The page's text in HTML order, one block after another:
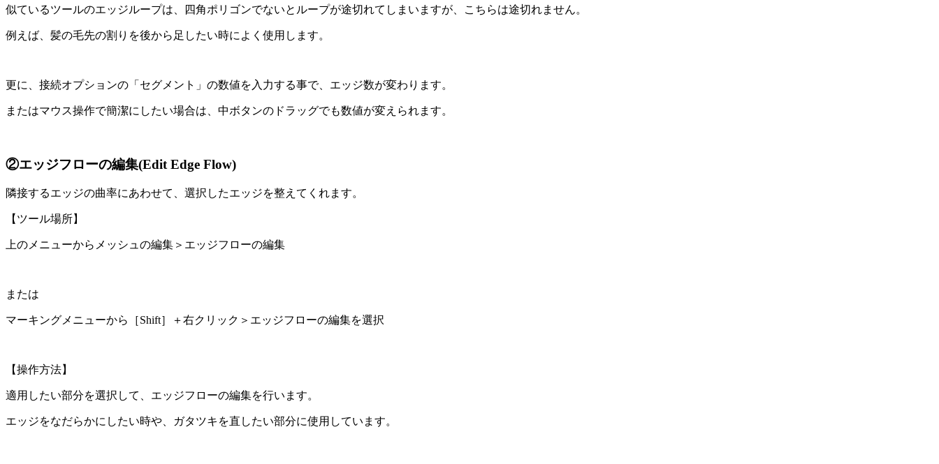
似ているツールのエッジループは、四角ポリゴンでないとループが途切れてしまいますが、こちらは途切れません。
例えば、髪の毛先の割りを後から足したい時によく使用します。
更に、接続オプションの「セグメント」の数値を入力する事で、エッジ数が変わります。
またはマウス操作で簡潔にしたい場合は、中ボタンのドラッグでも数値が変えられます。
②エッジフローの編集(Edit Edge Flow)
隣接するエッジの曲率にあわせて、選択したエッジを整えてくれます。
【ツール場所】
上のメニューからメッシュの編集＞エッジフローの編集
または
マーキングメニューから［Shift］＋右クリック＞エッジフローの編集を選択
【操作方法】
適用したい部分を選択して、エッジフローの編集を行います。
エッジをなだらかにしたい時や、ガタツキを直したい部分に使用しています。